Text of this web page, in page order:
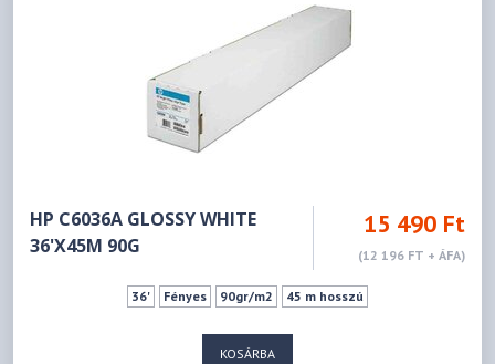
HP C6036A GLOSSY WHITE
36'X45M 90G
15 490 Ft
(12 196 FT + ÁFA)
36' Fényes 90gr/m2 45 m hosszú
KOSÁRBA